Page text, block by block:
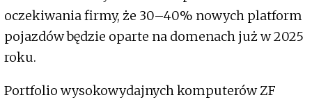
oczekiwania firmy, że 30–40% nowych platform
pojazdów będzie oparte na domenach już w 2025
roku.
Portfolio wysokowydajnych komputerów ZF